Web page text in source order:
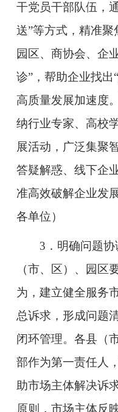
干党员干部队伍，
送”等方式，精准
园区、商协会、企
诊”，帮助企业找出
高质量发展加速度
纳行业专家、高校
展活动，广泛集聚
答疑解惑、线下企
准高效破解企业发
各单位）
3．明确问题
（市、区）、园区
为，建立健全服务
总诉求，形成问题
闭环管理。各县（
部作为第一责任人
助市场主体解决诉
原则，市场主体反